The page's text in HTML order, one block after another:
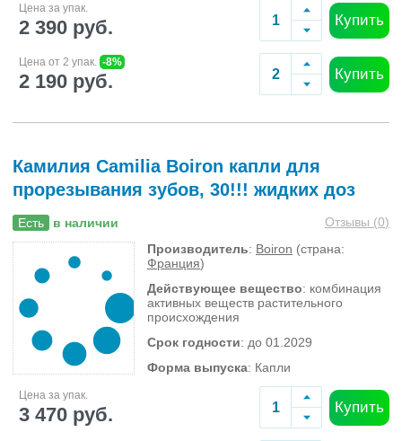
Цена за упак.
2 390 руб. Купить
Цена от 2 упак. -8%
2 190 руб. Купить
Камилия Camilia Boiron капли для
прорезывания зубов, 30!!! жидких доз
Есть в наличии Отзывы (0)
Производитель: Boiron (страна:
Франция)
Действующее вещество: комбинация
активных веществ растительного
происхождения
Срок годности: до 01.2029
Форма выпуска: Капли
Цена за упак.
3 470 руб. Купить